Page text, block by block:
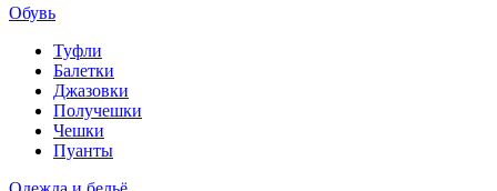
Обувь
Туфли
Балетки
Джазовки
Получешки
Чешки
Пуанты